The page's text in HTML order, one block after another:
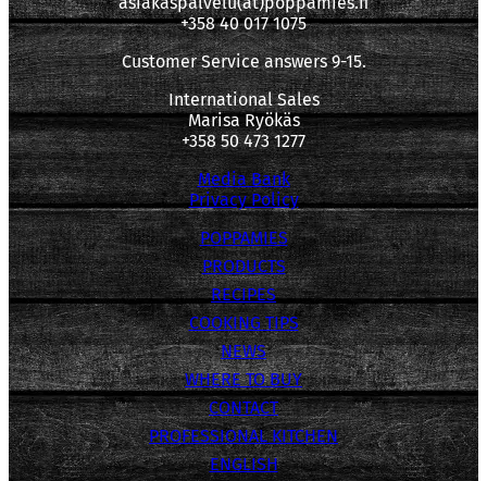
+358 40 017 1075
Customer Service answers 9-15.
International Sales
Marisa Ryökäs
+358 50 473 1277
Media Bank
Privacy Policy
POPPAMIES
PRODUCTS
RECIPES
COOKING TIPS
NEWS
WHERE TO BUY
CONTACT
PROFESSIONAL KITCHEN
ENGLISH